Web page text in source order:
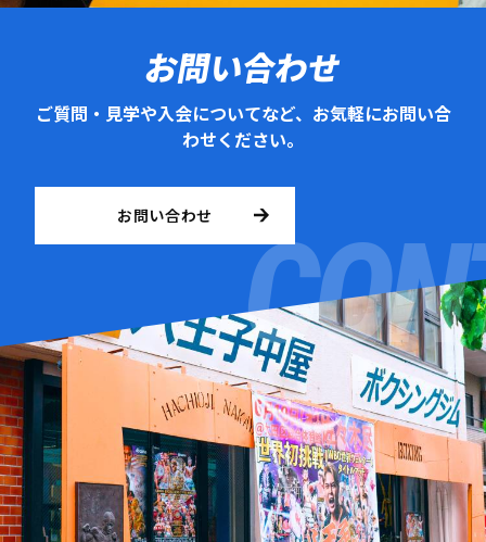
お問い合わせ
ご質問・見学や入会についてなど、お気軽にお問い合
わせください。
お問い合わせ